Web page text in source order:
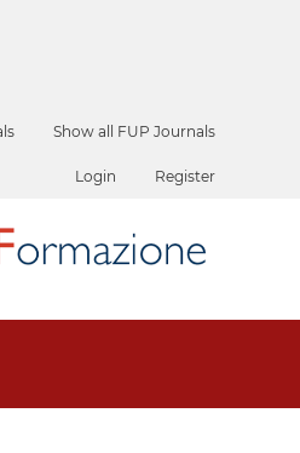
Show all FUP Journals
Login Register